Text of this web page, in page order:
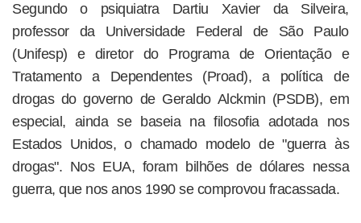
Segundo o psiquiatra Dartiu Xavier da Silveira,
professor da Universidade Federal de São Paulo
(Unifesp) e diretor do Programa de Orientação e
Tratamento a Dependentes (Proad), a política de
drogas do governo de Geraldo Alckmin (PSDB), em
especial, ainda se baseia na filosofia adotada nos
Estados Unidos, o chamado modelo de "guerra às
drogas". Nos EUA, foram bilhões de dólares nessa
guerra, que nos anos 1990 se comprovou fracassada.